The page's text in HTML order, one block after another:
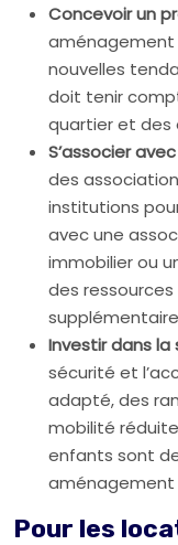
Concevoir un
aménagement
nouvelles
doit tenir
quartier et des
S’associer
des
institutions
avec une
immobilier ou
des
Investir dans la
sécurité et
adapté, des
mobilité
enfants sont
aménagement
Pour les